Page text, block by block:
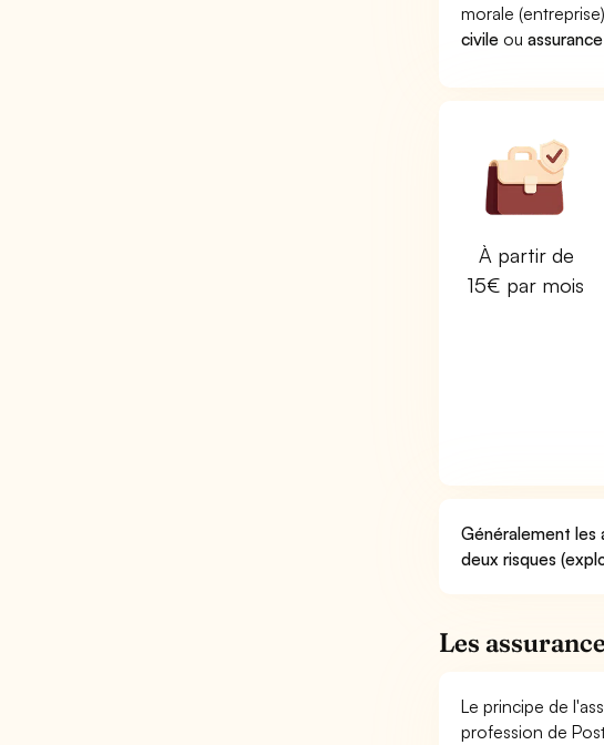
morale
civile ou
À partir de
15€ par mois
Généralement les
deux risques
Les
Le principe de
profession de